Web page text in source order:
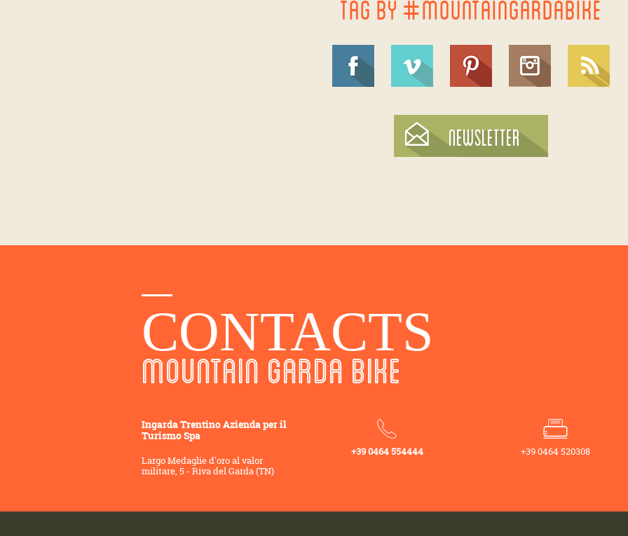
TAG BY #MOUNTAINGARDABIKE
CONTACTS
MOUNTAIN GARDA BIKE
Ingarda Trentino Azienda per il
Turismo Spa
Largo Medaglie d'oro al valor
militare, 5 - Riva del Garda (TN)
+39 0464 554444 +39 0464 520308